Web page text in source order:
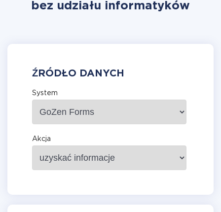
bez udziału informatyków
ŹRÓDŁO DANYCH
System
Akcja